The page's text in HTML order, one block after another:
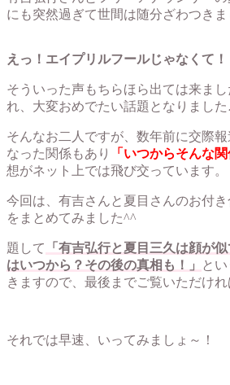
にも突然過ぎて世間は随分ざわつきま
えっ！エイプリルフールじゃなくて！
そういった声もちらほら出ては来ま
れ、大変おめでたい話題となりました
そんなお二人ですが、数年前に交際
なった関係もあり
「いつからそんな関
想がネット上では飛び交っています。
今回は、有吉さんと夏目さんのお付
をまとめてみました^^
題して
「有吉弘行と夏目三久は顔が
はいつから？その後の真相も！」
と
きますので、最後までご覧いただけれ
それでは早速、いってみましょ～！